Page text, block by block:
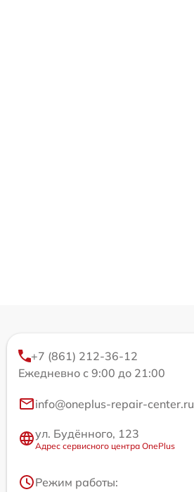
+7 (861) 212-36-12
Ежедневно с 9:00 до 21:00
info@oneplus-repair-center.ru
ул. Будённого, 123
Адрес сервисного центра OnePlus
Режим работы: